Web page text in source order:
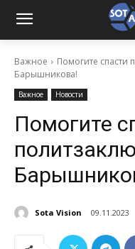
Важное
Помогите спасти
Барышникова!
Важное Новости
Помогите
Sota Vision 09.11.2023